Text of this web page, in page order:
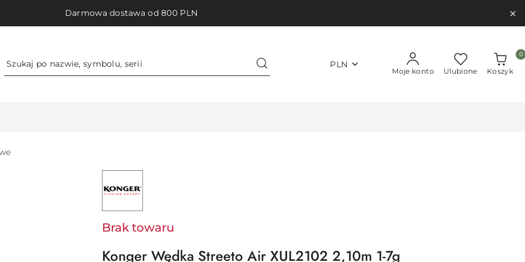
Darmowa dostawa od 800 PLN
PLN
Moje konto Ulubione Koszyk
0
NAZWA
KONGER
BOGDAN
Brak towaru
Konger Wędka Streeto Air XUL2102 2,10m 1-7g